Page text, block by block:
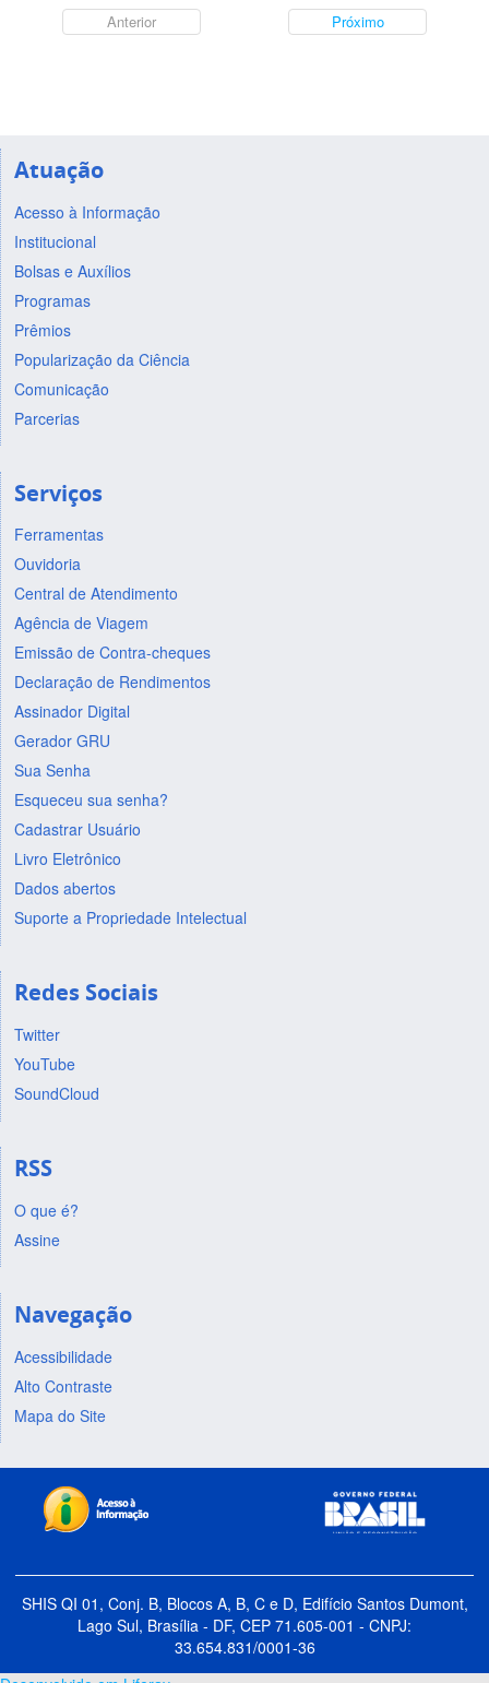
Anterior Próximo
Atuação
Acesso à Informação
Institucional
Bolsas e Auxílios
Programas
Prêmios
Popularização da Ciência
Comunicação
Parcerias
Serviços
Ferramentas
Ouvidoria
Central de Atendimento
Agência de Viagem
Emissão de Contra-cheques
Declaração de Rendimentos
Assinador Digital
Gerador GRU
Sua Senha
Esqueceu sua senha?
Cadastrar Usuário
Livro Eletrônico
Dados abertos
Suporte a Propriedade Intelectual
Redes Sociais
Twitter
YouTube
SoundCloud
RSS
O que é?
Assine
Navegação
Acessibilidade
Alto Contraste
Mapa do Site
SHIS QI 01, Conj. B, Blocos A, B, C e D, Edifício Santos Dumont,
Lago Sul, Brasília - DF, CEP 71.605-001 - CNPJ:
33.654.831/0001-36